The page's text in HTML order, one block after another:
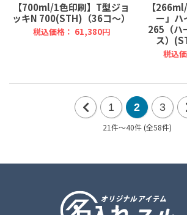
【700ml/1色印刷】T型ジョ
ッキN 700(STH)（36コ～）
税込価格： 61,380円
【
ー」ハ
265（ハ
ス）
税込
件
1 2
3
21件～40件 (全58件)